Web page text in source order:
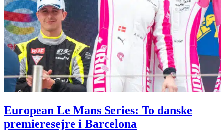
European Le Mans Series: To danske
premieresejre i Barcelona